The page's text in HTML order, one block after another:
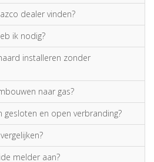
dealer vinden?
ik nodig?
installeren zonder
naar gas?
gesloten en open verbranding?
melder aan?